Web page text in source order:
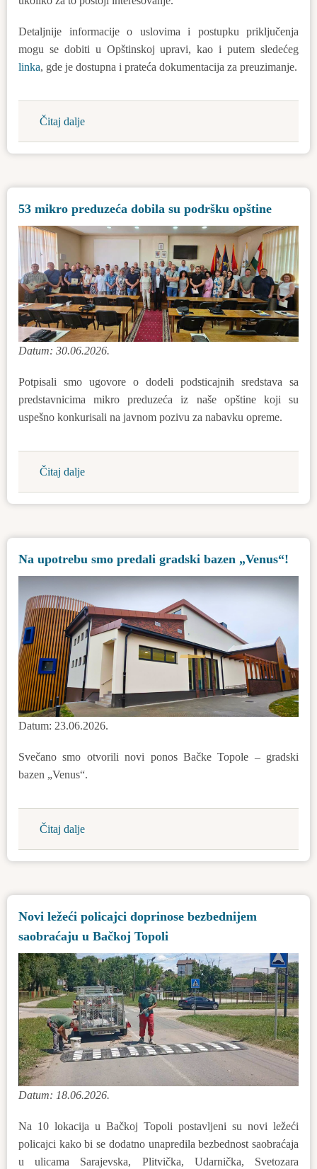
uticaja
na
životnu
Detaljnije informacije o uslovima i postupku priključenja
mogu se dobiti u Opštinskoj upravi, kao i putem sledećeg
linka, gde je dostupna i prateća dokumentacija za preuzimanje.
Čitaj dalje
Priključenje
na
53 mikro preduzeća dobila su podršku opštine
Datum: 30.06.2026.
Potpisali smo ugovore o dodeli podsticajnih sredstava sa
predstavnicima mikro preduzeća iz naše opštine koji su
uspešno konkurisali na javnom pozivu za nabavku opreme.
Čitaj dalje
53
mikro
su
podršku
opštine
Na upotrebu smo predali gradski bazen „Venus“!
Datum: 23.06.2026.
Svečano smo otvorili novi ponos Bačke Topole – gradski
bazen „Venus“.
Čitaj dalje
Na
upotrebu
gradski
bazen
„Venus“!
Novi ležeći policajci doprinose bezbednijem
saobraćaju u Bačkoj Topoli
Datum: 18.06.2026.
Na 10 lokacija u Bačkoj Topoli postavljeni su novi ležeći
policajci kako bi se dodatno unapredila bezbednost saobraćaja
u ulicama Sarajevska, Plitvička, Udarnička, Svetozara